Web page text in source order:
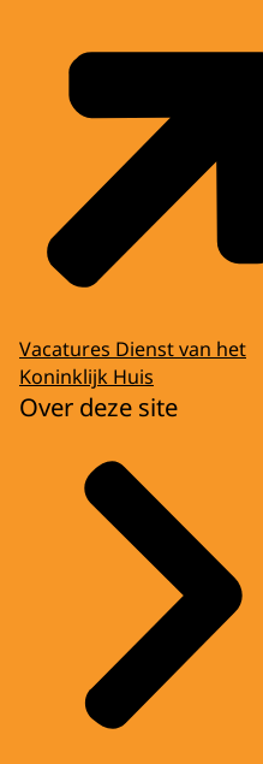
Vacatures Dienst van het
Koninklijk Huis
Over deze site